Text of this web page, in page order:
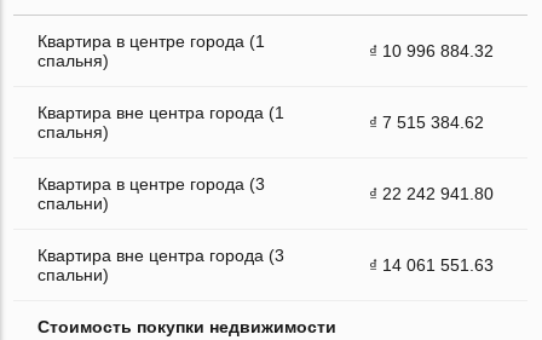
Квартира в центре города (1
спальня)
₫ 10 996 884.32
Квартира вне центра города (1
спальня)
₫ 7 515 384.62
Квартира в центре города (3
спальни)
₫ 22 242 941.80
Квартира вне центра города (3
спальни)
₫ 14 061 551.63
Стоимость покупки недвижимости